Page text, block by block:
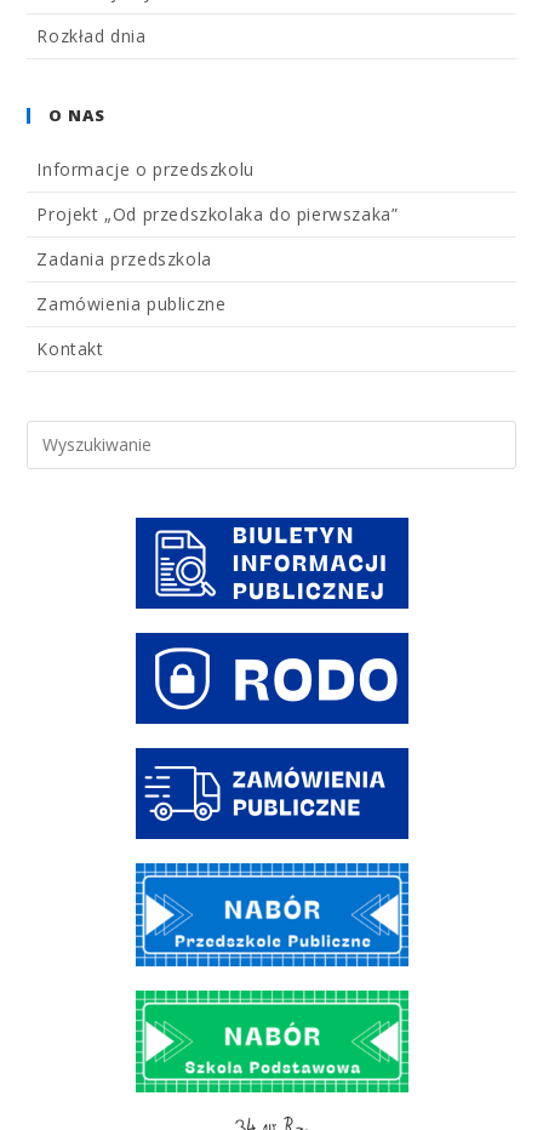
Rozkład dnia
O NAS
Informacje o przedszkolu
Projekt „Od przedszkolaka do pierwszaka”
Zadania przedszkola
Zamówienia publiczne
Kontakt